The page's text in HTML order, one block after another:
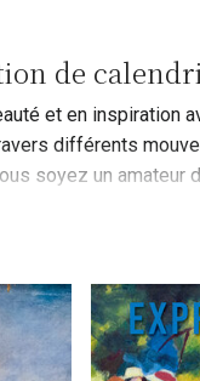
de
et en inspiration
différents
soyez un amateur
vos journées.